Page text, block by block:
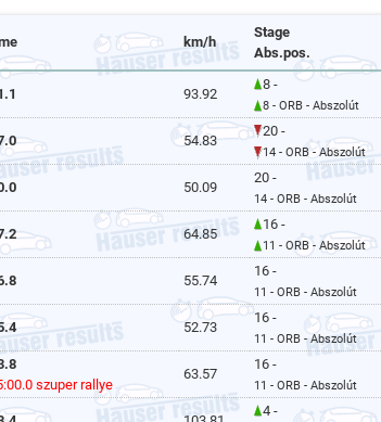
km/h
Stage
Abs.pos.
93.92
8 -
8 - ORB - Abszolút
54.83
20 -
14 - ORB - Abszolút
50.09
20 -
14 - ORB - Abszolút
64.85
16 -
11 - ORB - Abszolút
55.74
16 -
11 - ORB - Abszolút
52.73
16 -
11 - ORB - Abszolút
szuper rallye
63.57
16 -
11 - ORB - Abszolút
4 -